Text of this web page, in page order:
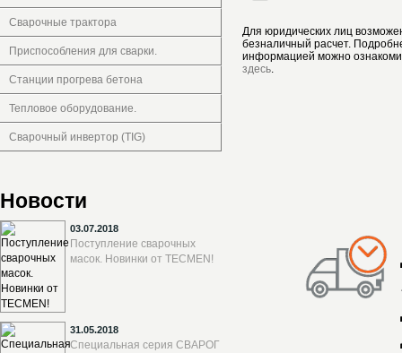
Сварочные трактора
Приспособления для сварки.
Станции прогрева бетона
Тепловое оборудование.
Сварочный инвертор (TIG)
Новости
03.07.2018
Поступление сварочных
масок. Новинки от TECMEN!
31.05.2018
Специальная серия СВАРОГ
Для юридических лиц
безналичный расчет.
информацией можно
здесь.